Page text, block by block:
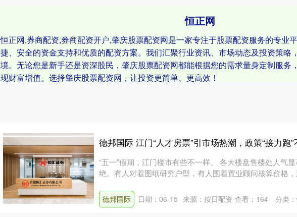
恒正网
恒正网,券商配资,券商配资开户,肇庆股票配资网是一家专注于股票配资服务的专业
捷、安全的资金支持和优质的配资方案。我们汇聚行业资讯、市场动态及投资策略
境。无论您是新手还是资深股民，肇庆股票配资网都能根据您的需求量身定制服务
现财富增值。选择肇庆股票配资网，让投资更简单、更高效！
德邦国际 江门“人才房票”引市场热潮，政策“接力跑
“五一”假期，江门楼市有些不一样。 各大楼盘售楼处人气
绝。有人对着图纸研究户型，有人围着置业顾问核算价格
德邦国际 日期：06-15 来源：按日配资 查看： 164 分类：